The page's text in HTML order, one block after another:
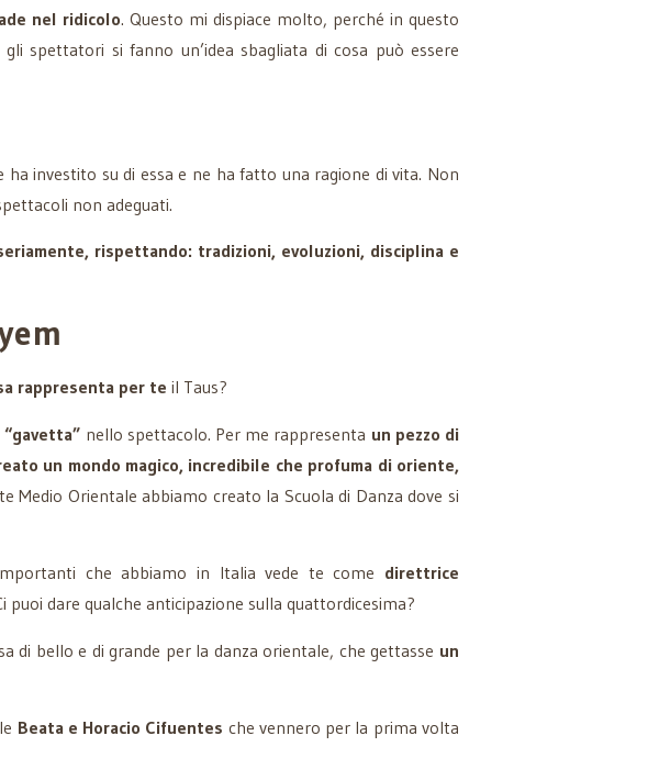
nel ridicolo. Questo mi dispiace molto, perché in questo
gli spettatori si fanno un’idea sbagliata di cosa può essere
investito su di essa e ne ha fatto una ragione di vita. Non
non adeguati.
rispettando: tradizioni, evoluzioni, disciplina e
rappresenta per te il Taus?
nello spettacolo. Per me rappresenta un pezzo di
un mondo magico, incredibile che profuma di oriente,
Medio Orientale abbiamo creato la Scuola di Danza dove si
che abbiamo in Italia vede te come direttrice
puoi dare qualche anticipazione sulla quattordicesima?
di bello e di grande per la danza orientale, che gettasse un
Beata e Horacio Cifuentes che vennero per la prima volta